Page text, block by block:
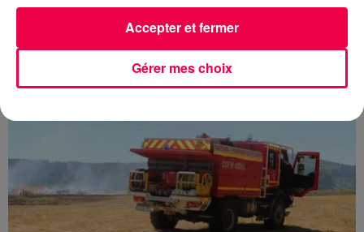
Des assiettes Linvosges rappelées pour
excès de plomb
Du plomb a été détecté dans deux assiettes en
céramique vendues entre 2020 et 2022 par Linvosges.
Gérer mes choix
Accepter et fermer